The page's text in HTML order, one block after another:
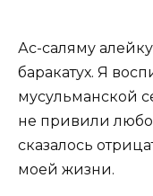
Ас-саляму
баракатух. Я
мусульманской
не привили
сказалось
моей жизни.